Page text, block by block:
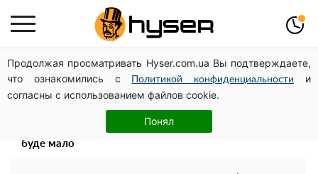
Продолжая просматривать Hyser.com.ua Вы подтверждаете,
что ознакомились с
Политикой конфиденциальности
и
согласны с использованием файлов cookie.
Понял
Дрони із націнкою: Олександр Конотопський вивів
мільйони оборонного бюджету через фіктивну фірму в
Естонії
Весь секрет в одній таблетці аспірину: рецепт хрумкої
та соковитої капусти на зиму. Навіть п'яти банок вам
буде мало